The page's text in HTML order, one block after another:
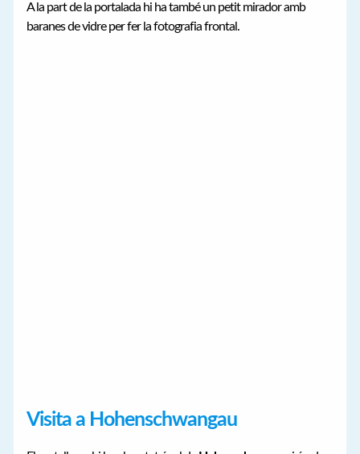
A la part de la portalada hi ha també un petit mirador amb
baranes de vidre per fer la fotografia frontal.
Visita a Hohenschwangau